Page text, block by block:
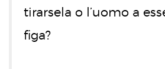
tirarsela o l’uomo a
figa?